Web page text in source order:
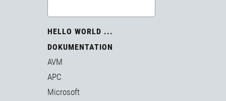
HELLO WORLD ...
DOKUMENTATION
AVM
APC
Microsoft